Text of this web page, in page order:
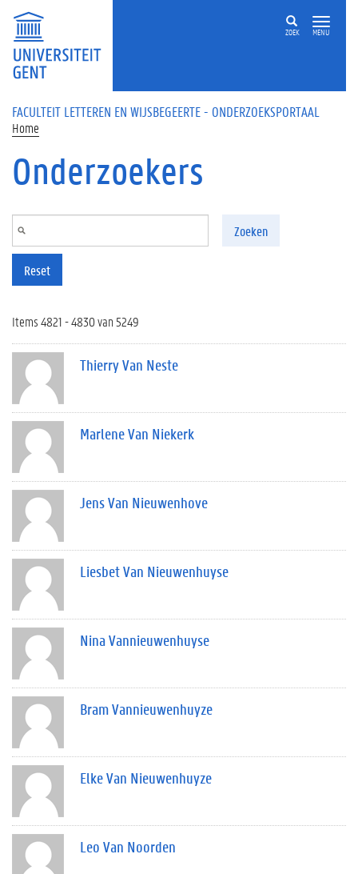
Overslaan en naar de inhoud gaan
ZOEK MENU
FACULTEIT LETTEREN EN WIJSBEGEERTE - ONDERZOEKSPORTAAL
Home
Onderzoekers
Zoeken
Reset
Items 4821 - 4830 van 5249
Thierry Van Neste
Marlene Van Niekerk
Jens Van Nieuwenhove
Liesbet Van Nieuwenhuyse
Nina Vannieuwenhuyse
Bram Vannieuwenhuyze
Elke Van Nieuwenhuyze
Leo Van Noorden